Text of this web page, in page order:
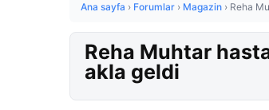
Ana sayfa › Forumlar › Magazin › Reha
Reha Muhtar
akla geldi